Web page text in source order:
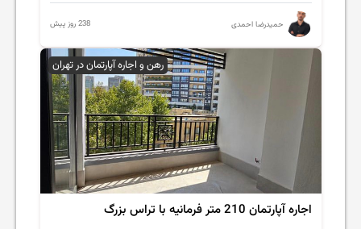
حمیدرضا احمدی 238 روز پیش
رهن و اجاره آپارتمان در تهران
اجاره آپارتمان 210 متر فرمانیه با تراس بزرگ